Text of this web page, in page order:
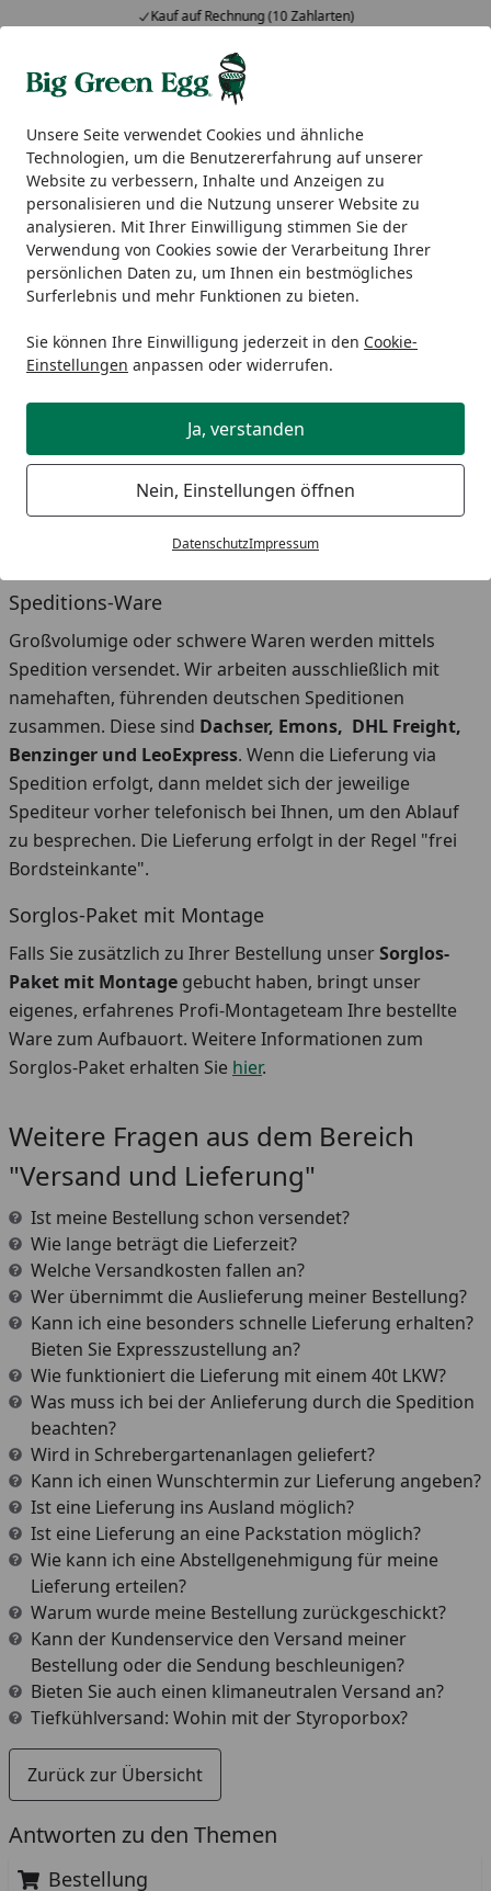
Unsere Seite verwendet Cookies und ähnliche
Technologien, um die Benutzererfahrung auf unserer
Website zu verbessern, Inhalte und Anzeigen zu
personalisieren und die Nutzung unserer Website zu
analysieren. Mit Ihrer Einwilligung stimmen Sie der
Verwendung von Cookies sowie der Verarbeitung Ihrer
persönlichen Daten zu, um Ihnen ein bestmögliches
Surferlebnis und mehr Funktionen zu bieten.
Sie können Ihre Einwilligung jederzeit in den Cookie-
Einstellungen anpassen oder widerrufen.
Ja, verstanden
Nein, Einstellungen öffnen
DatenschutzImpressum
Kauf auf Rechnung (10 Zahlarten)
Alle Produkte
Mein Konto
Suchen
Startseite
Wie wird meine Bestellung geliefert?
Antworten zu den Themen
Bestellung
Wie wird meine Bestellung
geliefert?
Dies hängt vom Produkt, von seinem Volumen und
Paket-Ware
Paket-Ware
ausgeliefert.
Sie können in der Regel Ihren bevorzugten
Versanddienstleister im Bestellprozess (Checkout) selbst
wählen. Bei bestimmten Konstellationen (zum Beispiel
Speditions-Ware
Großvolumige oder schwere Waren werden mittels
Spedition versendet. Wir arbeiten ausschließlich mit
namehaften, führenden deutschen Speditionen
zusammen. Diese sind Dachser, Emons, DHL Freight,
Benzinger und LeoExpress. Wenn die Lieferung via
Spedition erfolgt, dann meldet sich der jeweilige
Spediteur vorher telefonisch bei Ihnen, um den Ablauf
zu besprechen. Die Lieferung erfolgt in der Regel "frei
Bordsteinkante".
Sorglos-Paket mit Montage
Falls Sie zusätzlich zu Ihrer Bestellung unserSorglos-
Paket mit Montage gebucht haben, bringt unser
eigenes, erfahrenes Profi-Montageteam Ihre bestellte
Ware zum Aufbauort. Weitere Informationen zum
Sorglos-Paket erhalten Sie hier.
Weitere Fragen aus dem Bereich
"Versand und Lieferung"
Ist meine Bestellung schon versendet?
Wie lange beträgt die Lieferzeit?
Welche Versandkosten fallen an?
Wer übernimmt die Auslieferung meiner Bestellung?
Kann ich eine besonders schnelle Lieferung erhalten?
Bieten Sie Expresszustellung an?
Wie funktioniert die Lieferung mit einem 40t LKW?
Was muss ich bei der Anlieferung durch die Spedition
beachten?
Wird in Schrebergartenanlagen geliefert?
Kann ich einen Wunschtermin zur Lieferung angeben?
Ist eine Lieferung ins Ausland möglich?
Ist eine Lieferung an eine Packstation möglich?
Wie kann ich eine Abstellgenehmigung für meine
Lieferung erteilen?
Warum wurde meine Bestellung zurückgeschickt?
Kann der Kundenservice den Versand meiner
Bestellung oder die Sendung beschleunigen?
Bieten Sie auch einen klimaneutralen Versand an?
Tiefkühlversand: Wohin mit der Styroporbox?
Zurück zur Übersicht